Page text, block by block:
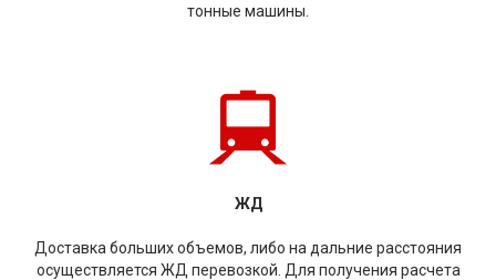
тонные машины.
ЖД
Доставка больших объемов, либо на дальние расстояния
осуществляется ЖД перевозкой. Для получения расчета